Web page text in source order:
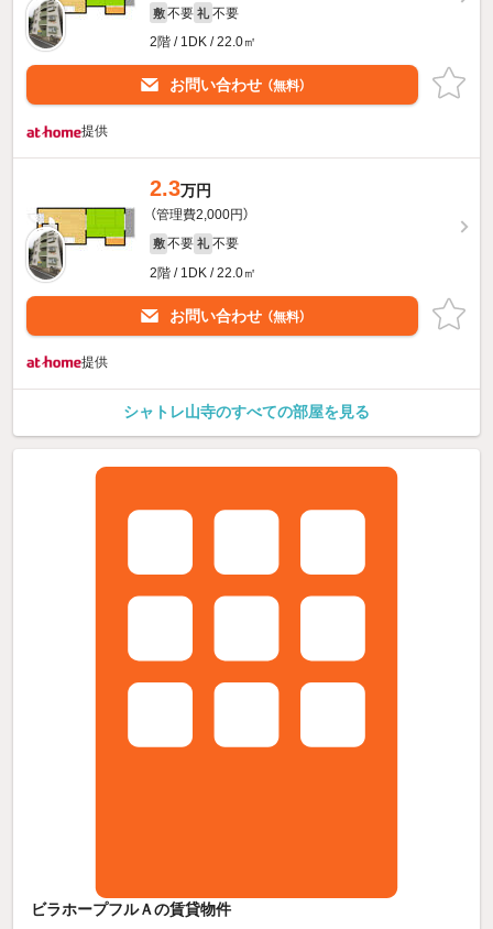
敷 不要 礼 不要
2階 / 1DK / 22.0㎡
お問い合わせ （無料）
提供
2.3万円
（管理費2,000円）
敷 不要 礼 不要
2階 / 1DK / 22.0㎡
お問い合わせ （無料）
提供
シャトレ山寺のすべての部屋を見る
ビラホープフルＡの賃貸物件